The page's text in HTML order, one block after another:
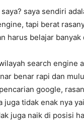
saya sendiri
tapi berat
harus belajar
search engine
benar rapi dan
google,
juga tidak enak nya
juga naik di posisi